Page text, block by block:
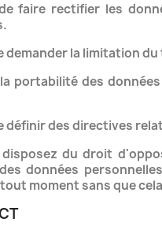
faire rectifier les
demander la limitation
la portabilité des
définir des directives
disposez du droit
données
moment sans que